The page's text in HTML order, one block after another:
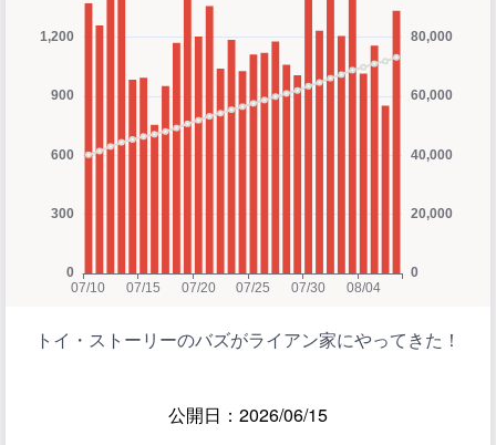
トイ・ストーリーのバズがライアン家にやってきた！
公開日：2026/06/15